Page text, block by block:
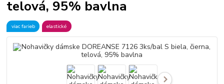
telová, 95% bavlna
viac farieb elastické